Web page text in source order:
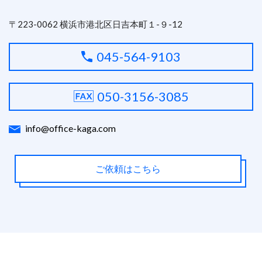
〒223-0062 横浜市港北区日吉本町１-９-12
045-564-9103
050-3156-3085
info@office-kaga.com
ご依頼はこちら